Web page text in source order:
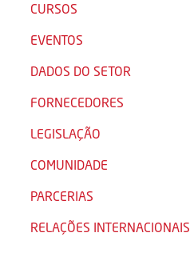
CURSOS
EVENTOS
DADOS DO SETOR
FORNECEDORES
LEGISLAÇÃO
COMUNIDADE
PARCERIAS
RELAÇÕES INTERNACIONAIS